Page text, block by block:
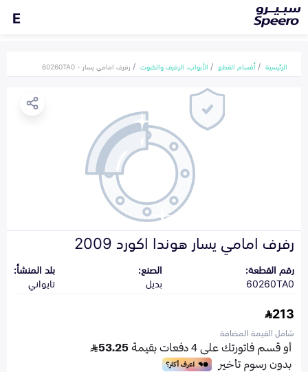
E
الرئيسية أقسام القطع الأبواب، الرفرف والكبوت رفرف امامي يسار - 60260TA0
رفرف امامي يسار هوندا اكورد 2009
رقم القطعة:
60260TA0
الصنع:
بديل
بلد المنشأ:
تايواني
213
شامل القيمة المضافة